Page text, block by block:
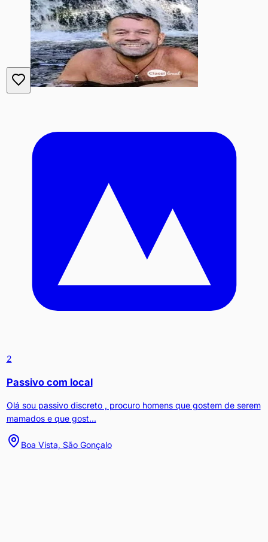
2
Passivo com local
Olá sou passivo discreto , procuro homens que gostem de serem
mamados e que gost...
Boa Vista, São Gonçalo